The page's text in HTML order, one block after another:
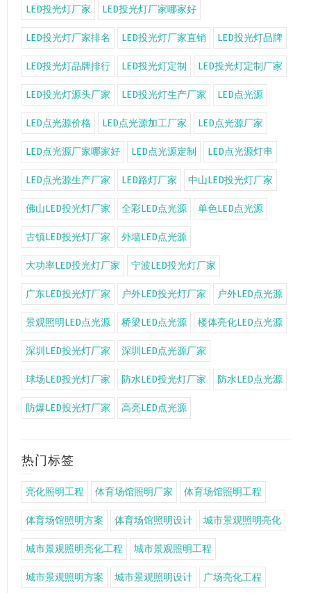
LED投光灯厂家 LED投光灯厂家哪家好
LED投光灯厂家排名 LED投光灯厂家直销 LED投光灯品牌
LED投光灯品牌排行 LED投光灯定制 LED投光灯定制厂家
LED投光灯源头厂家 LED投光灯生产厂家 LED点光源
LED点光源价格 LED点光源加工厂家 LED点光源厂家
LED点光源厂家哪家好 LED点光源定制 LED点光源灯串
LED点光源生产厂家 LED路灯厂家 中山LED投光灯厂家
佛山LED投光灯厂家 全彩LED点光源 单色LED点光源
古镇LED投光灯厂家 外墙LED点光源
大功率LED投光灯厂家 宁波LED投光灯厂家
广东LED投光灯厂家 户外LED投光灯厂家 户外LED点光源
景观照明LED点光源 桥梁LED点光源 楼体亮化LED点光源
深圳LED投光灯厂家 深圳LED点光源厂家
球场LED投光灯厂家 防水LED投光灯厂家 防水LED点光源
防爆LED投光灯厂家 高亮LED点光源
热门标签
亮化照明工程 体育场馆照明厂家 体育场馆照明工程
体育场馆照明方案 体育场馆照明设计 城市景观照明亮化
城市景观照明亮化工程 城市景观照明工程
城市景观照明方案 城市景观照明设计 广场亮化工程